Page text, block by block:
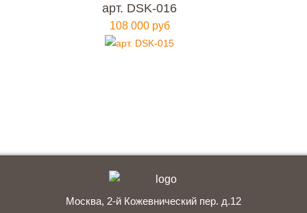
арт. DSK-016
108 000 руб
цене?
Мы ждем вас, звоните прямо сейчас!
Москва, 2-й Кожевнический пер. д.12